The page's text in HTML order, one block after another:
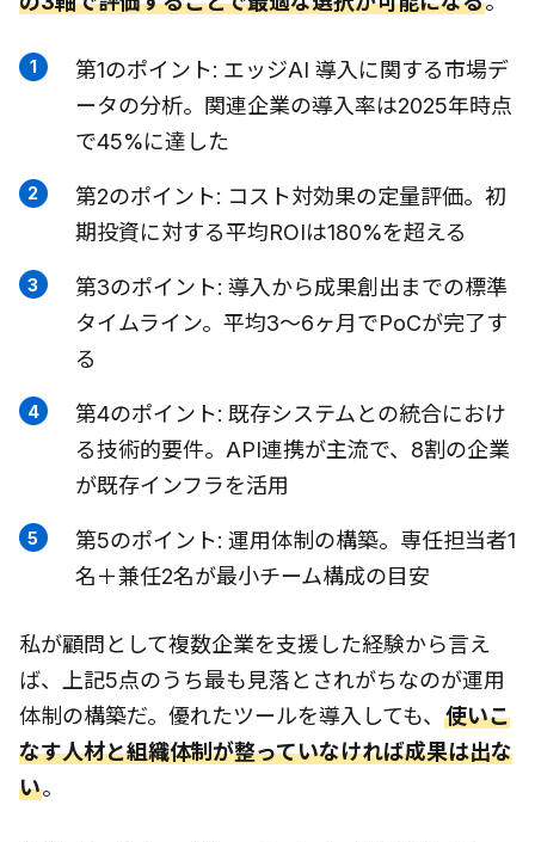
第1のポイント: エッジAI 導入に関する市場デ
ータの分析。関連企業の導入率は2025年時点
で45%に達した
第2のポイント: コスト対効果の定量評価。初
期投資に対する平均ROIは180%を超える
第3のポイント: 導入から成果創出までの標準
タイムライン。平均3〜6ヶ月でPoCが完了す
る
第4のポイント: 既存システムとの統合におけ
る技術的要件。API連携が主流で、8割の企業
が既存インフラを活用
第5のポイント: 運用体制の構築。専任担当者1
名＋兼任2名が最小チーム構成の目安
私が顧問として複数企業を支援した経験から言え
ば、上記5点のうち最も見落とされがちなのが運用
体制の構築だ。優れたツールを導入しても、 使いこ
なす人材と組織体制が整っていなければ成果は出な
い。